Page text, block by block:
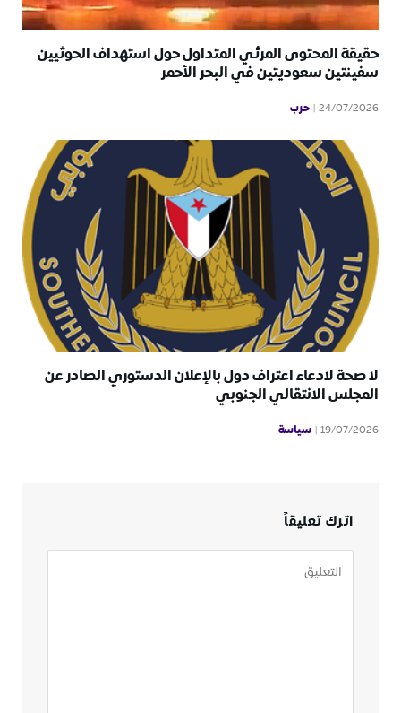
حقيقة المحتوى المرئي المتداول حول استهداف الحوثيين
سفينتين سعوديتين في البحر الأحمر
24/07/2026 حرب
لا صحة لادعاء اعتراف دول بالإعلان الدستوري الصادر عن
المجلس الانتقالي الجنوبي
19/07/2026 سياسة
اترك تعليقاً